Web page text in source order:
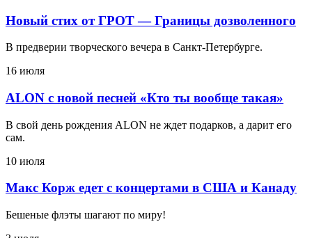
Новый стих от ГРОТ — Границы дозволенного
В предверии творческого вечера в Санкт-Петербурге.
16 июля
ALON с новой песней «Кто ты вообще такая»
В свой день рождения ALON не ждет подарков, а дарит его
сам.
10 июля
Макс Корж едет с концертами в США и Канаду
Бешеные флэты шагают по миру!